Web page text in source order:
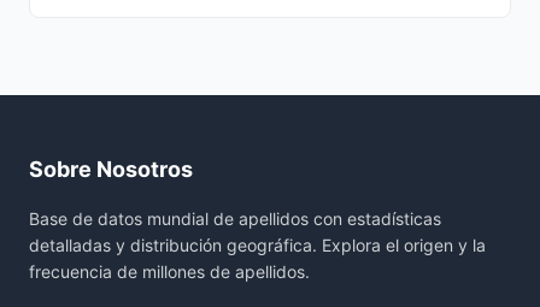
Sobre Nosotros
Base de datos mundial de apellidos con estadísticas
detalladas y distribución geográfica. Explora el origen y la
frecuencia de millones de apellidos.